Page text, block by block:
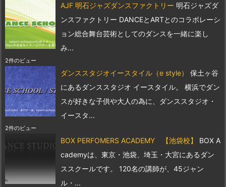
AJF 明石ジャズダンスファクトリー 明石ジャズダ
ンスファクトリー DANCEとARTとのコラボレーシ
ョン総合舞台芸術としてのダンスを一緒に楽し
み...
2件のビュー
ダンススタジオイースタイル（e style）
保土ヶ谷
にあるダンススタジオ イースタイル。 横浜でダン
スが好きな子供や大人の為に、ダンススタジオ・
イースタ...
2件のビュー
BOX PERFOMERS ACADEMY 【池袋校】
BOX A
cademyは、東京・池袋、埼玉・大宮にあるダン
ススクールです。 120名の講師が、45ジャン
ル・...